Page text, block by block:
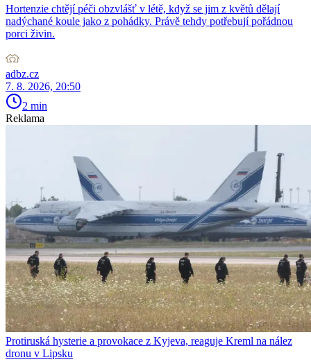
Hortenzie chtějí péči obzvlášť v létě, když se jim z květů dělají
nadýchané koule jako z pohádky. Právě tehdy potřebují pořádnou
porci živin.
adbz.cz
7. 8. 2026, 20:50
2 min
Reklama
Protiruská hysterie a provokace z Kyjeva, reaguje Kreml na nález
dronu v Lipsku